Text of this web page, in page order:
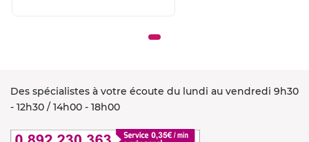
Des spécialistes à votre écoute du lundi au vendredi 9h30
- 12h30 / 14h00 - 18h00